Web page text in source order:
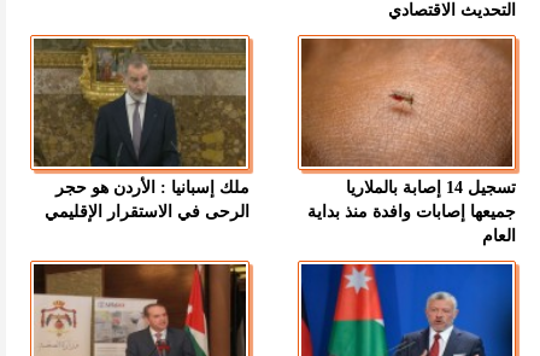
التحديث الاقتصادي
تسجيل 14 إصابة بالملاريا
جميعها إصابات وافدة منذ بداية
العام
ملك إسبانيا : الأردن هو حجر
الرحى في الاستقرار الإقليمي